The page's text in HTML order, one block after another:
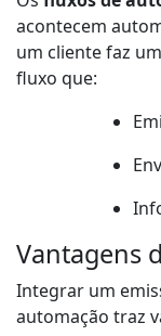
acontecem
um cliente faz
fluxo que:
Vantagens
Integrar um
automação traz